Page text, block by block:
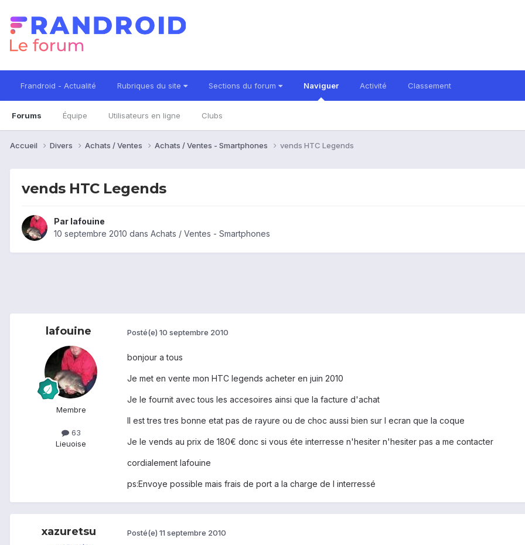
Frandroid - Actualité Rubriques du site Sections du forum Naviguer
Forums Équipe Utilisateurs en ligne Clubs
Activité Classement
Accueil Divers Achats / Ventes Achats / Ventes - Smartphones vends HTC Legends
vends HTC Legends
Par lafouine
10 septembre 2010 dans Achats / Ventes - Smartphones
lafouine
Membre
63
Lieuoise
Posté(e) 10 septembre 2010
bonjour a tous
Je met en vente mon HTC legends acheter en juin 2010
Je le fournit avec tous les accesoires ainsi que la facture d'achat
Il est tres tres bonne etat pas de rayure ou de choc aussi bien sur l ecran que la coque
Je le vends au prix de 180€ donc si vous éte interresse n'hesiter n'hesiter pas a me contacter
cordialement lafouine
ps:Envoye possible mais frais de port a la charge de l interressé
xazuretsu Posté(e) 11 septembre 2010